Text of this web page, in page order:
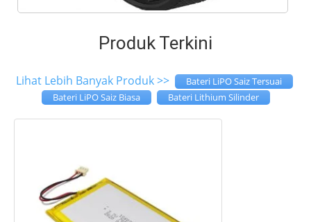
Produk Terkini
Lihat Lebih Banyak Produk >>
Bateri LiPO Saiz Tersuai
Bateri LiPO Saiz Biasa
Bateri Lithium Silinder